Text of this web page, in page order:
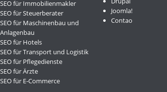
SEO für Immobilienmakler
SEO für Steuerberater
SEO für Maschinenbau und
Anlagenbau
SEO für Hotels
SEO für Transport und Logistik
SEO für Pflegedienste
SEO für Ärzte
SEO für E-Commerce
Joomla!
Contao